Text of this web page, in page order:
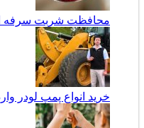
محافظت شربت سرفه
خرید انواع پمپ لودر